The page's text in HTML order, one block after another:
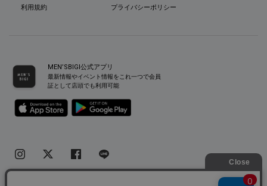
利用規約
プライバシーポリシー
MEN’SBIGI公式アプリ
最新情報やイベント情報をこれ一つで会員
証として店頭でも利用可能